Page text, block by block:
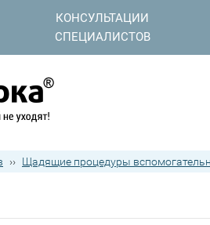
КОНСУЛЬТАЦИИ
СПЕЦИАЛИСТОВ
›› Щадящие процедуры